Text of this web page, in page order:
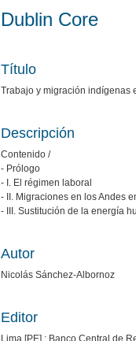
Dublin Core
Título
Trabajo y migración indígenas
Descripción
Contenido /
- Prólogo
- I. El régimen laboral
- II. Migraciones en los Andes
- III. Sustitución de la energía
Autor
Nicolás Sánchez-Albornoz
Editor
Lima [PE] : Banco Central de